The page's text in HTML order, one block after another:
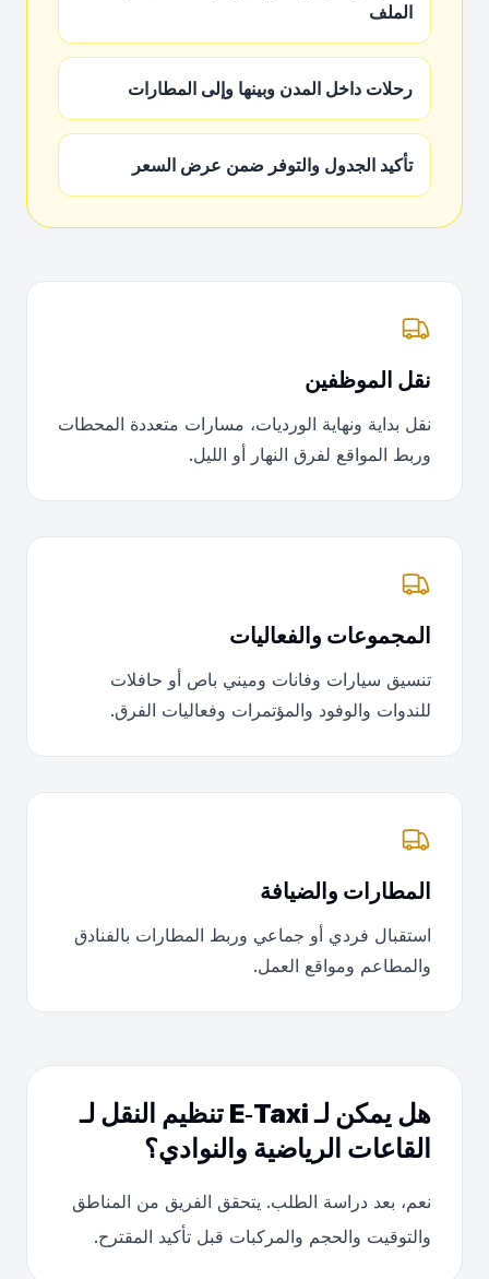
الملف
رحلات داخل المدن وبينها وإلى المطارات
تأكيد الجدول والتوفر ضمن عرض السعر
نقل الموظفين
نقل بداية ونهاية الورديات، مسارات متعددة المحطات
وربط المواقع لفرق النهار أو الليل.
المجموعات والفعاليات
تنسيق سيارات وفانات وميني باص أو حافلات
للندوات والوفود والمؤتمرات وفعاليات الفرق.
المطارات والضيافة
استقبال فردي أو جماعي وربط المطارات بالفنادق
والمطاعم ومواقع العمل.
هل يمكن لـ E‑Taxi تنظيم النقل لـ
القاعات الرياضية والنوادي؟
نعم، بعد دراسة الطلب. يتحقق الفريق من المناطق
والتوقيت والحجم والمركبات قبل تأكيد المقترح.